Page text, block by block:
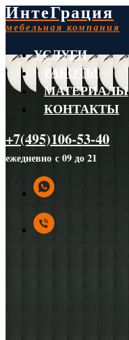
ИнтеГрация
мебельная компания
УСЛУГИ
РАБОТЫ
МАТЕРИАЛЫ
КОНТАКТЫ
+7(495)106-53-40
ежедневно с 09 до 21